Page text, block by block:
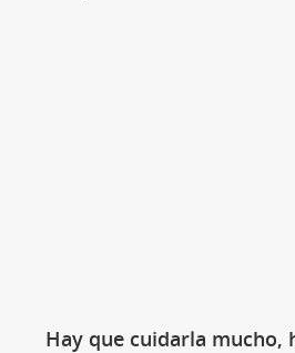
Hay que cuidarla mucho,